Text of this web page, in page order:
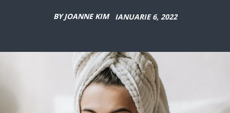
BY JOANNE KIM IANUARIE 6, 2022